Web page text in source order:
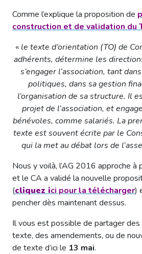
Comme l’explique la proposition de
construction et de validation du
« le texte d’orientation (TO) de
adhérents, détermine les
s’engager l’association, tant
politiques, dans sa gestion
l’organisation de sa structure. Il
projet de l’association, et
bénévoles, comme salariés. La
texte est souvent écrite par le
qui la met au débat lors de
Nous y voilà, l’AG 2016 approche à
et le CA a validé la nouvelle
(cliquez ici pour la télécharger)
pencher dès maintenant dessus.
Il vous est possible de partager
texte, des amendements, ou de
de texte d’ici le 13 mai.